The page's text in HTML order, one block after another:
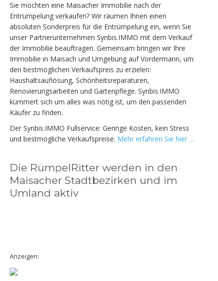
Sie möchten eine Maisacher Immobilie nach der
Entrümpelung verkaufen? Wir räumen Ihnen einen
absoluten Sonderpreis für die Entrümpelung ein, wenn Sie
unser Partnerunternehmen Synbis.IMMO mit dem Verkauf
der Immobilie beauftragen. Gemeinsam bringen wir Ihre
Immobilie in Maisach und Umgebung auf Vordermann, um
den bestmöglichen Verkaufspreis zu erzielen:
Haushaltsauflösung, Schönheitsreparaturen,
Renovierungsarbeiten und Gartenpflege. Synbis.IMMO
kümmert sich um alles was nötig ist, um den passenden
Käufer zu finden.
Der Synbis.IMMO Fullservice: Geringe Kosten, kein Stress
und bestmögliche Verkaufspreise. Mehr erfahren Sie hier …
Die RümpelRitter werden in den
Maisacher Stadtbezirken und im
Umland aktiv
Anzeigen: